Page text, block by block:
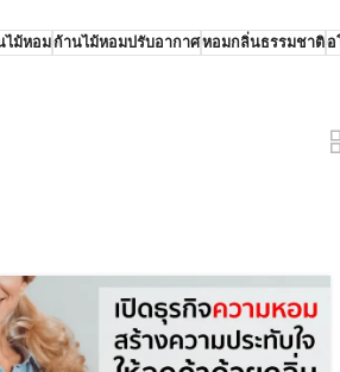
ไม้หอมก้านไม้หอมปรับอากาศหอมกลิ่นธรรมชาติอ